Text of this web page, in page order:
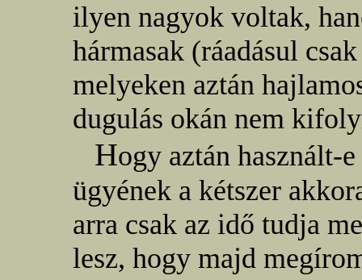
ilyen nagyok voltak,
hármasak (ráadásul
melyeken aztán
dugulás okán nem
Hogy aztán használt-
ügyének a kétszer
arra csak az idő tudja
lesz, hogy majd